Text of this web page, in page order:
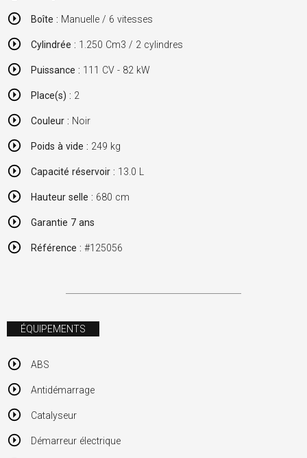
Boîte : Manuelle / 6 vitesses
Cylindrée : 1.250 Cm3 / 2 cylindres
Puissance : 111 CV - 82 kW
Place(s) : 2
Couleur : Noir
Poids à vide : 249 kg
Capacité réservoir : 13.0 L
Hauteur selle : 680 cm
Garantie 7 ans
Référence : #125056
ÉQUIPEMENTS
ABS
Antidémarrage
Catalyseur
Démarreur électrique